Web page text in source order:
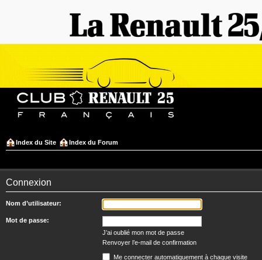
Index du Site Index du Forum
Connexion
Nom d’utilisateur:
Mot de passe:
J’ai oublié mon mot de passe
Renvoyer l’e-mail de confirmation
Me connecter automatiquement à chaque visite